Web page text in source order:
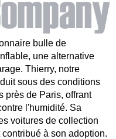
bulle de
une alternative
Thierry, notre
sous des conditions
près de Paris, offrant
l'humidité. Sa
voitures de collection
à son adoption.